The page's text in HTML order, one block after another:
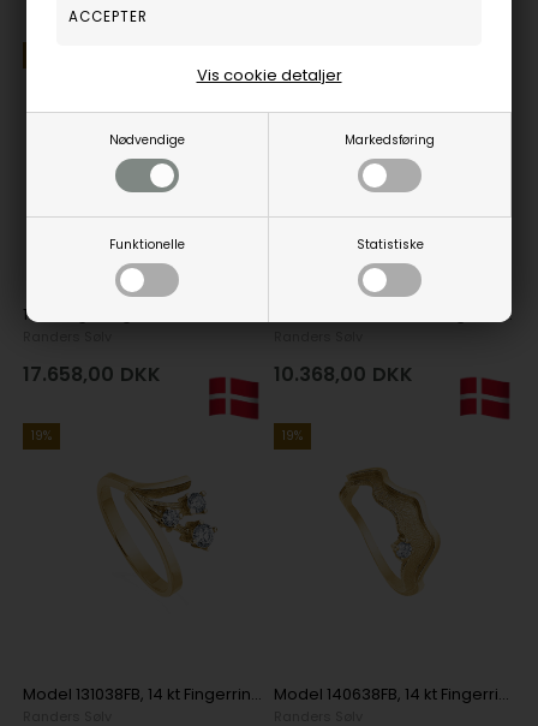
Nødvendige Markedsføring
Funktionelle Statistiske
Vis cookie detaljer
14 kt kuglering i Guld
17.658,00 DKK
Model 131038OB, 8 kt Fingerring i Guld
10.368,00 DKK
19%
Model 131038FB, 14 kt Fingerring i Guld
19%
Model 140638FB, 14 kt Fingerring i Guld